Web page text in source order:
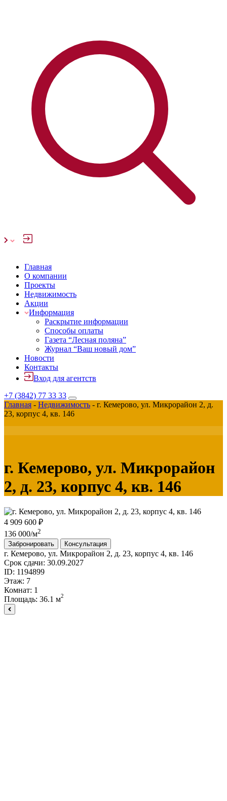
Главная
О компании
Проекты
Недвижимость
Акции
Информация
Раскрытие информации
Способы оплаты
Газета “Лесная поляна”
Журнал “Ваш новый дом”
Новости
Контакты
Вход для агентств
+7 (3842) 77 33 33
Главная - Недвижимость - г. Кемерово, ул. Микрорайон 2, д.
23, корпус 4, кв. 146
г. Кемерово, ул. Микрорайон
2, д. 23, корпус 4, кв. 146
4 909 600 ₽
136 000/м2
Забронировать
Консультация
г. Кемерово, ул. Микрорайон 2, д. 23, корпус 4, кв. 146
Срок сдачи: 30.09.2027
ID: 1194899
Этаж: 7
Комнат: 1
Площадь: 36.1 м2